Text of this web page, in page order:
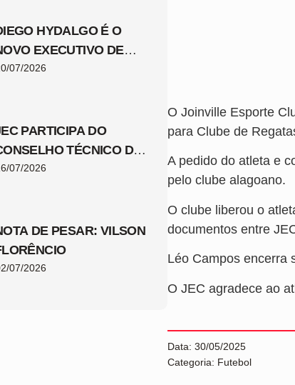
HYDALGO É O
EXECUTIVO DE
DO JEC
07/2026
PARTICIPA DO
TÉCNICO DA
SANTA CATARINA
07/2026
DE PESAR: VILSON
07/2026
O Joinville Esporte
para Clube de
A pedido do atleta e
pelo clube alagoano.
O clube liberou o
documentos entre
Léo Campos encerra
O JEC agradece ao
Data: 30/05/2025
Categoria: Futebol